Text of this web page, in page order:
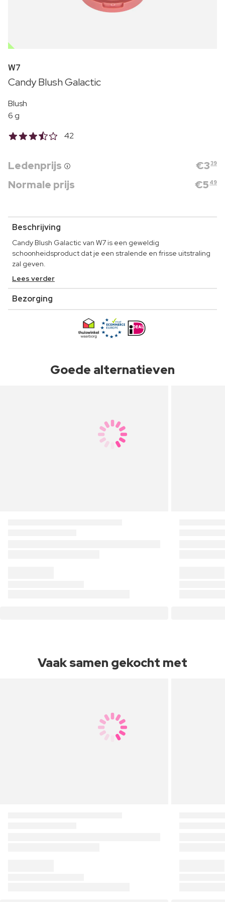
OUTLET
W7
Candy Blush Galactic
Blush
6 g
42
Ledenprijs €339
Normale prijs €5 49
Beschrijving
Candy Blush Galactic van W7 is een geweldig
schoonheidsproduct dat je een stralende en frisse uitstraling
zal geven.
Lees verder
Bezorging
Goede alternatieven
Vaak samen gekocht met